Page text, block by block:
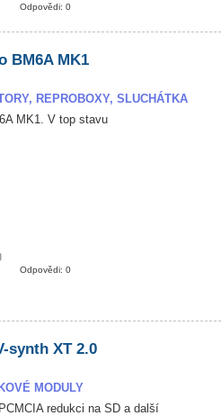
Odpovědi: 0
BM6A MK1
REPROBOXY, SLUCHÁTKA
MK1. V top stavu
Odpovědi: 0
synth XT 2.0
MODULY
redukci na SD a další